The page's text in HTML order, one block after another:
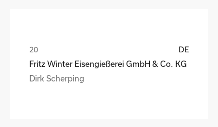
DE
Fritz Winter Eisengießerei GmbH & Co. KG
Dirk Scherping